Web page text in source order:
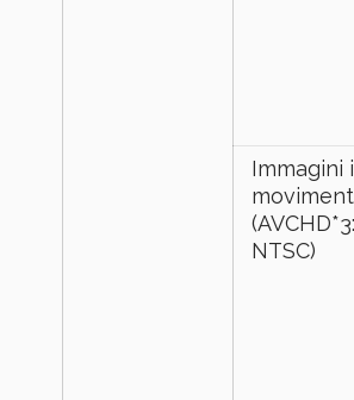
Immagini
NTSC)